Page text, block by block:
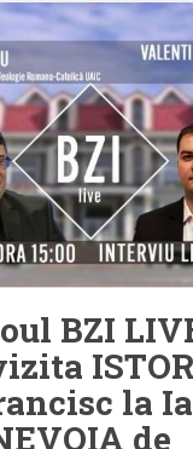
BZI
la
de